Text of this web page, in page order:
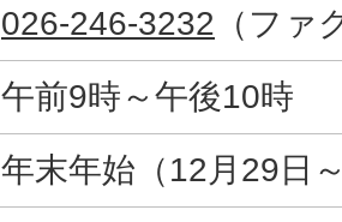
026-246-3232 （ファ
午前9時～午後10時
年末年始（12月29日